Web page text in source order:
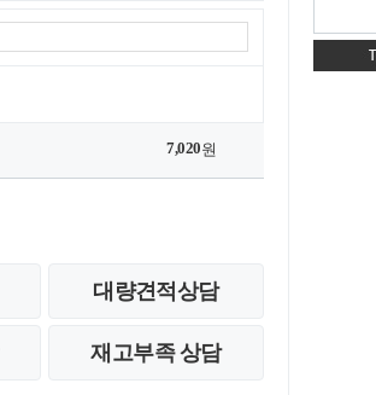
7,020원
대량견적상담
재고부족 상담